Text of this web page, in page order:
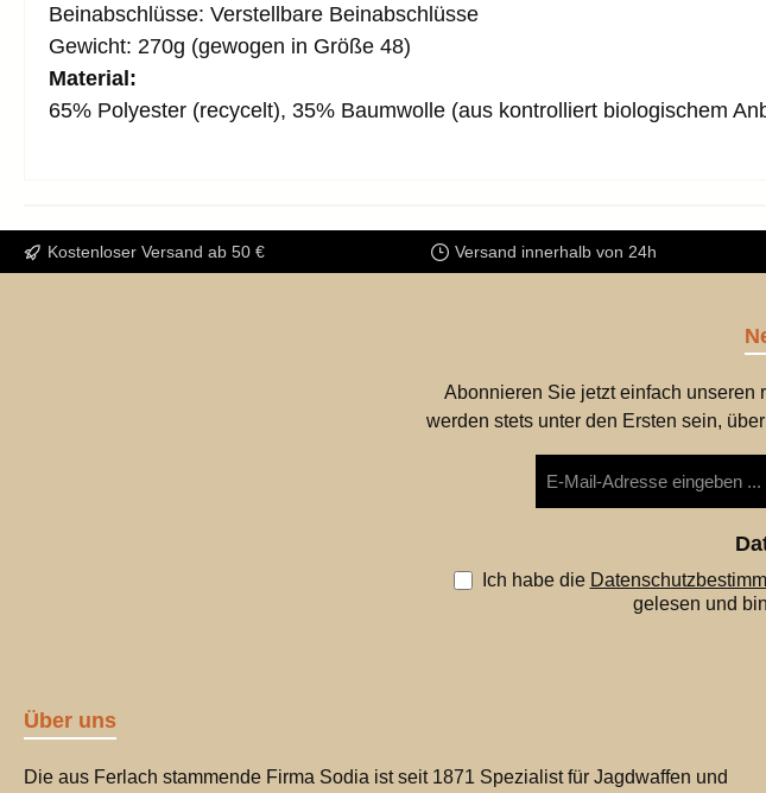
Beinabschlüsse: Verstellbare Beinabschlüsse
Gewicht: 270g (gewogen in Größe 48)
Material:
65% Polyester (recycelt), 35% Baumwolle (aus kontrolliert biologischem
Kostenloser Versand ab 50 € Versand innerhalb von 24h
Abonnieren Sie jetzt einfach
werden stets unter den Ersten sein,
Mail-
Ich habe die
gelesen und
Über uns
Die aus Ferlach stammende Firma Sodia ist seit 1871 Spezialist für Jagdwaffen und